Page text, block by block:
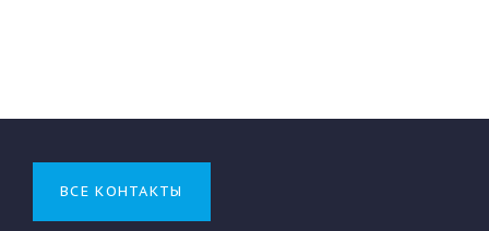
ВСЕ КОНТАКТЫ